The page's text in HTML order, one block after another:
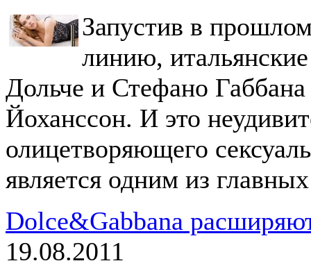
Запустив в
линию,
Дольче и Стефано
Йоханссон. И это
олицетворяющего
является одним из
Dolce&Gabbana
19.08.2011